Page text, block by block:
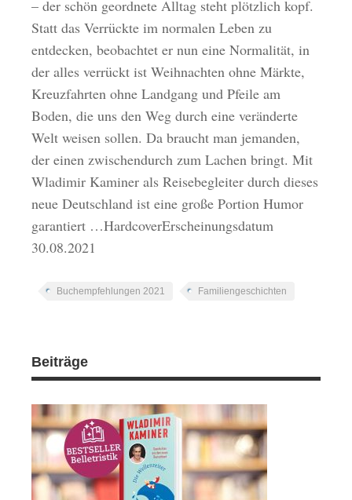
– der schön geordnete Alltag steht plötzlich kopf.
Statt das Verrückte im normalen Leben zu
entdecken, beobachtet er nun eine Normalität, in
der alles verrückt ist Weihnachten ohne Märkte,
Kreuzfahrten ohne Landgang und Pfeile am
Boden, die uns den Weg durch eine veränderte
Welt weisen sollen. Da braucht man jemanden,
der einen zwischendurch zum Lachen bringt. Mit
Wladimir Kaminer als Reisebegleiter durch dieses
neue Deutschland ist eine große Portion Humor
garantiert …HardcoverErscheinungsdatum
30.08.2021
Buchempfehlungen 2021 Familiengeschichten
Beiträge